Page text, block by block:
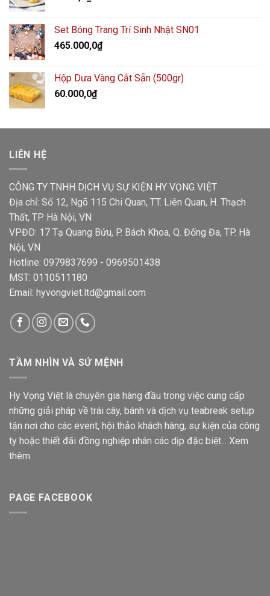
Set Bóng Trang Trí Sinh Nhật SN01
465.000,0₫
Hộp Dưa Vàng Cắt Sẵn (500gr)
60.000,0₫
LIÊN HỆ
CÔNG TY TNHH DỊCH VỤ SỰ KIỆN HY VỌNG VIỆT
Địa chỉ: Số 12, Ngõ 115 Chi Quan, TT. Liên Quan, H. Thạch
Thất, TP Hà Nội, VN
VPĐD: 17 Tạ Quang Bửu, P. Bách Khoa, Q. Đống Đa, TP. Hà
Nội, VN
Hotline: 0979837699 - 0969501438
MST: 0110511180
Email: hyvongviet.ltd@gmail.com
TẦM NHÌN VÀ SỨ MỆNH
Hy Vọng Việt là chuyên gia hàng đầu trong việc cung cấp
những giải pháp về trái cây, bánh và dịch vụ teabreak setup
tận nơi cho các event, hội thảo khách hàng, sự kiện của công
ty hoặc thiết đãi đồng nghiệp nhân các dịp đặc biệt... Xem
thêm
PAGE FACEBOOK